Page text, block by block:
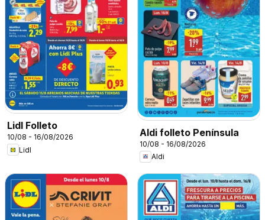
Lidl Folleto
10/08 - 16/08/2026
Lidl
Aldi folleto Península
10/08 - 16/08/2026
Aldi